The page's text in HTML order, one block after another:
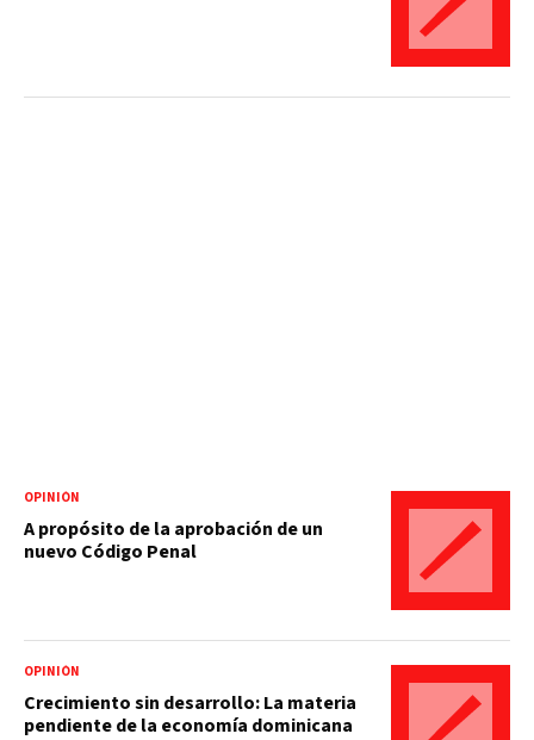
OPINIÓN
A propósito de la aprobación de un
nuevo Código Penal
OPINIÓN
Crecimiento sin desarrollo: La materia
pendiente de la economía dominicana